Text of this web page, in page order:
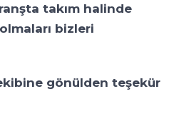
takım halinde
bizleri
gönülden teşekür